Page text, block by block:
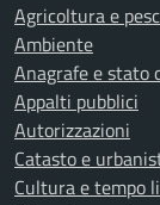
Agricoltura e
Ambiente
Anagrafe e stato
Appalti pubblici
Autorizzazioni
Catasto e
Cultura e tempo